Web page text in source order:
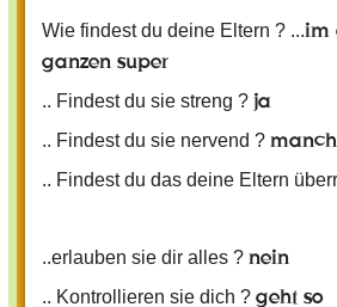
Wie findest du deine Eltern ? ...im
ganzen super
.. Findest du sie streng ? ja
.. Findest du sie nervend ?
.. Findest du das deine Eltern
..erlauben sie dir alles ? nein
.. Kontrollieren sie dich ? geht so